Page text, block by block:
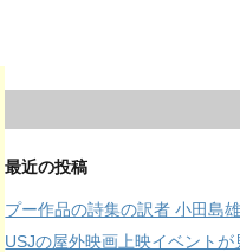
最近の投稿
プー作品の詩集の訳者 小田島
USJの屋外映画上映イベントが